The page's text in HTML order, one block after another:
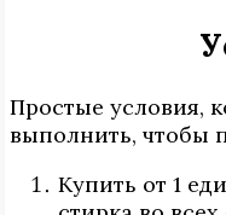
Простые условия,
выполнить, чтобы
Купить от 1